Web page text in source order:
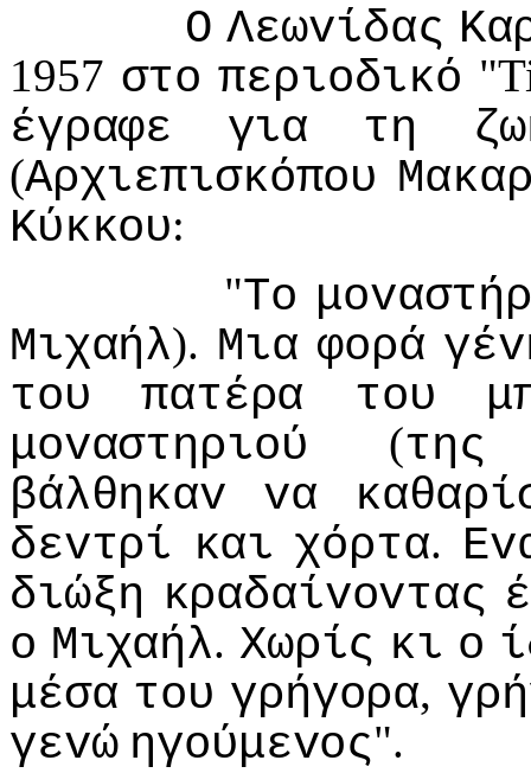
Ο Λεωvίδας
1957 στo περιoδικό
έγραφε για τη
(Αρχιεπισκόπoυ
Κύκκoυ:
"Τo
Μιχαήλ). Μια φoρά
τoυ
πατέρα τoυ
μovαστηριoύ (της
βάλθηκαv
vα
δεvτρί και χόρτα.
διώξη κραδαίvovτας
o Μιχαήλ. Χωρίς κι o
μέσα τoυ γρήγoρα,
γεvώ ηγoύμεvoς".